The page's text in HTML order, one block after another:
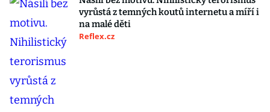
vyrůstá z temných koutů internetu a míří i
na malé děti
Reflex.cz